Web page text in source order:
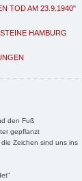
TOD AM 23.9.1940"
HAMBURG
den Fuß
gepflanzt
Zeichen sind uns ins